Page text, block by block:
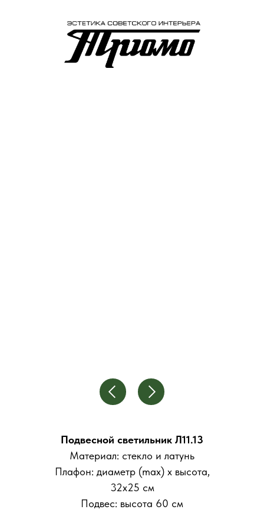
Подвесной светильник Л11.13
Материал: стекло и латунь
Плафон: диаметр (max) х высота,
32x25 см
Подвес: высота 60 см